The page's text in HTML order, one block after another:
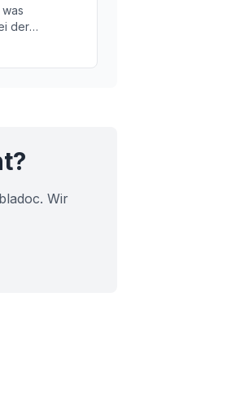
der
spielen.
Wir